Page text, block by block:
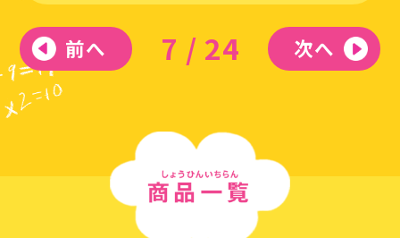
前へ 7 / 24 次へ